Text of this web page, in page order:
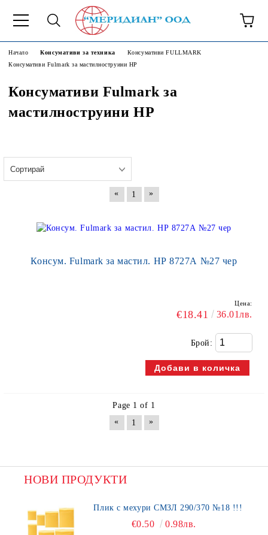
Начало Консумативи за техника
Консумативи FULLMARK
Консумативи Fulmark за мастилноструини НР
Консумативи Fulmark за
мастилноструини НР
« 1 »
Консум. Fulmark за мастил. НР 8727А №27 чер
Цена:
€18.41 36.01лв.
Брой:
Page 1 of 1
«
1 »
НОВИ ПРОДУКТИ
Плик с мехури СМЗЛ 290/370 №18 !!!
€0.50 0.98лв.